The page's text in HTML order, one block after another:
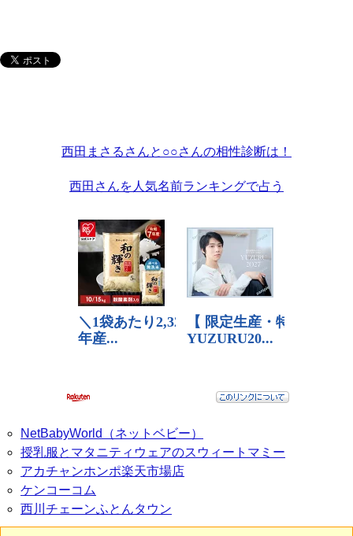
西田まさるさんと○○さんの相性診断は！
西田さんを人気名前ランキングで占う
NetBabyWorld（ネットベビー）
授乳服とマタニティウェアのスウィートマミー
アカチャンホンポ楽天市場店
ケンコーコム
西川チェーンふとんタウン